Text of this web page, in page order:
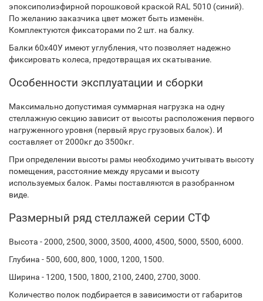
эпоксиполиэфирной порошковой краской RAL 5010 (синий).
По желанию заказчика цвет может быть изменён.
Комплектуются фиксаторами по 2 шт. на балку.
Балки 60х40У имеют углубления, что позволяет надежно
фиксировать колеса, предотвращая их скатывание.
Особенности эксплуатации и сборки
Максимально допустимая суммарная нагрузка на одну
стеллажную секцию зависит от высоты расположения первого
нагруженного уровня (первый ярус грузовых балок). И
составляет от 2000кг до 3500кг.
При определении высоты рамы необходимо учитывать высоту
помещения, расстояние между ярусами и высоту
используемых балок. Рамы поставляются в разобранном
виде.
Размерный ряд стеллажей серии СТФ
Высота - 2000, 2500, 3000, 3500, 4000, 4500, 5000, 5500, 6000.
Глубина - 500, 600, 800, 1000, 1200, 1500.
Ширина - 1200, 1500, 1800, 2100, 2400, 2700, 3000.
Количество полок подбирается в зависимости от габаритов